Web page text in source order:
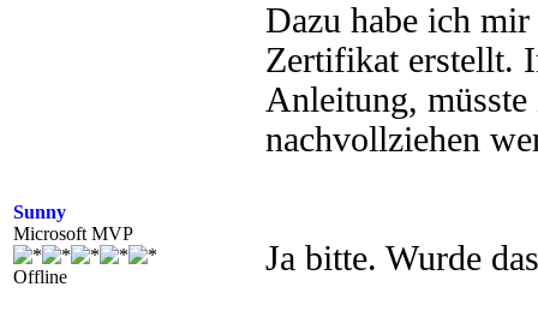
Sunny
Microsoft MVP
Offline
Dazu habe ich
Zertifikat erstellt.
Anleitung,
nachvollziehen
Ja bitte. Wurde